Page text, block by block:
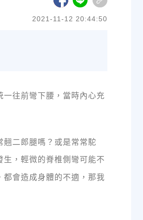
2021-11-12 20:44:50
往前彎下腰，當時內心充
翹二郎腿嗎？或是常常駝
，輕微的脊椎側彎可能不
都會造成身體的不適，那我